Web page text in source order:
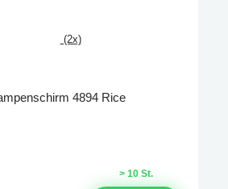
(2x)
4894 Rice
> 10 St.